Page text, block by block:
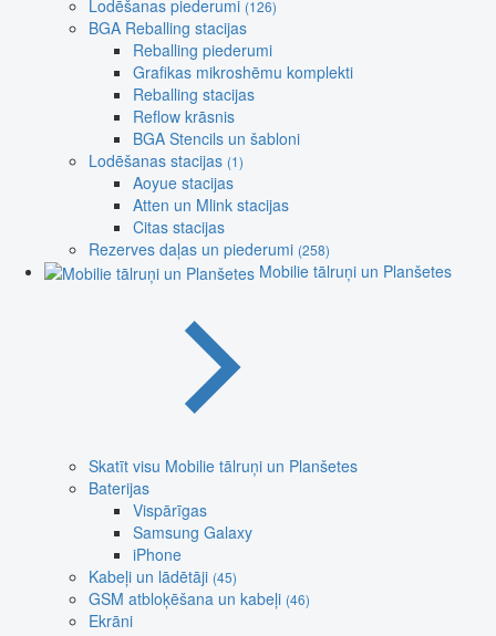
Lodēšanas piederumi (126)
BGA Reballing stacijas
Reballing piederumi
Grafikas mikroshēmu komplekti
Reballing stacijas
Reflow krāsnis
BGA Stencils un šabloni
Lodēšanas stacijas (1)
Aoyue stacijas
Atten un Mlink stacijas
Citas stacijas
Rezerves daļas un piederumi (258)
Mobilie tālruņi un Planšetes
Skatīt visu Mobilie tālruņi un Planšetes
Baterijas
Vispārīgas
Samsung Galaxy
iPhone
Kabeļi un lādētāji (45)
GSM atbloķēšana un kabeļi (46)
Ekrāni